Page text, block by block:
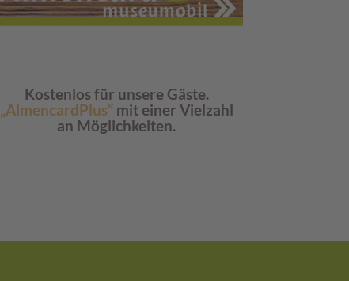
Kostenlos für unsere Gäste.
„AlmencardPlus“mit einer Vielzahl
an Möglichkeiten.